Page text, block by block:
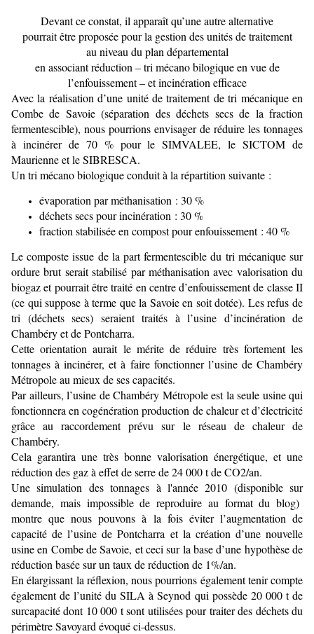
Devant ce constat, il apparaît qu’une autre alternative
pourrait être proposée pour la gestion des unités de traitement
au niveau du plan départemental
en associant réduction – tri mécano bilogique en vue de
l’enfouissement – et incinération efficace
Avec la réalisation d’une unité de traitement de tri mécanique en
Combe de Savoie (séparation des déchets secs de la fraction
fermentescible), nous pourrions envisager de réduire les tonnages
à incinérer de 70 % pour le SIMVALEE, le SICTOM de
Maurienne et le SIBRESCA.
Un tri mécano biologique conduit à la répartition suivante :
évaporation par méthanisation : 30 %
déchets secs pour incinération : 30 %
fraction stabilisée en compost pour enfouissement : 40 %
Le composte issue de la part fermentescible du tri mécanique sur
ordure brut serait stabilisé par méthanisation avec valorisation du
biogaz et pourrait être traité en centre d’enfouissement de classe II
(ce qui suppose à terme que la Savoie en soit dotée). Les refus de
tri (déchets secs) seraient traités à l’usine d’incinération de
Chambéry et de Pontcharra.
Cette orientation aurait le mérite de réduire très fortement les
tonnages à incinérer, et à faire fonctionner l’usine de Chambéry
Métropole au mieux de ses capacités.
Par ailleurs, l’usine de Chambéry Métropole est la seule usine qui
fonctionnera en cogénération production de chaleur et d’électricité
grâce au raccordement prévu sur le réseau de chaleur de
Chambéry.
Cela garantira une très bonne valorisation énergétique, et une
réduction des gaz à effet de serre de 24 000 t de CO2/an.
Une simulation des tonnages à l'année 2010 (disponible sur
demande, mais impossible de reproduire au format du blog)
montre que nous pouvons à la fois éviter l’augmentation de
capacité de l’usine de Pontcharra et la création d’une nouvelle
usine en Combe de Savoie, et ceci sur la base d’une hypothèse de
réduction basée sur un taux de réduction de 1%/an.
En élargissant la réflexion, nous pourrions également tenir compte
également de l’unité du SILA à Seynod qui possède 20 000 t de
surcapacité dont 10 000 t sont utilisées pour traiter des déchets du
périmètre Savoyard évoqué ci-dessus.